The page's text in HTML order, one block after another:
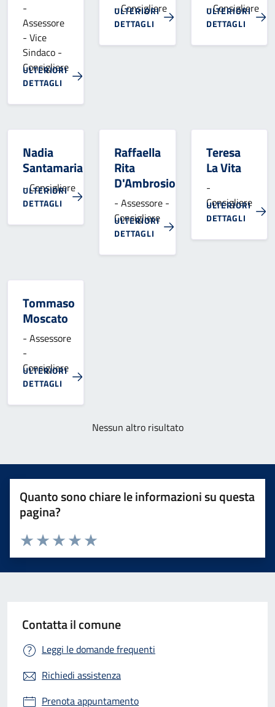
-
Assessore
- Vice
Sindaco -
Consigliere
ULTERIORI
DETTAGLI
- Consigliere
ULTERIORI
DETTAGLI
- Consigliere
ULTERIORI
DETTAGLI
Nadia
Santamaria
- Consigliere
ULTERIORI
DETTAGLI
Raffaella
Rita
D'Ambrosio
- Assessore -
Consigliere
ULTERIORI
DETTAGLI
Teresa
La Vita
-
Consigliere
ULTERIORI
DETTAGLI
Tommaso
Moscato
- Assessore
-
Consigliere
ULTERIORI
DETTAGLI
Nessun altro risultato
Quanto sono chiare le informazioni su questa
pagina?
Valuta 5 stelle su 5
Valuta 4 stelle su 5
Valuta 3 stelle su 5
Valuta 2 stelle su 5
Valuta 1 stelle su 5
Contatta il comune
Leggi le domande frequenti
Richiedi assistenza
Prenota appuntamento